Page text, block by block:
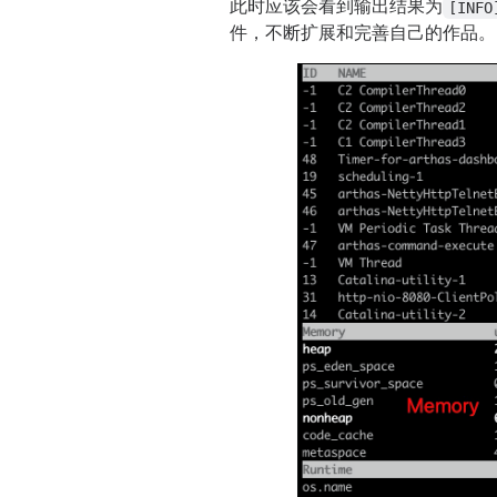
此时应该会看到输出结果为
件，不断扩展和完善自己的作品。